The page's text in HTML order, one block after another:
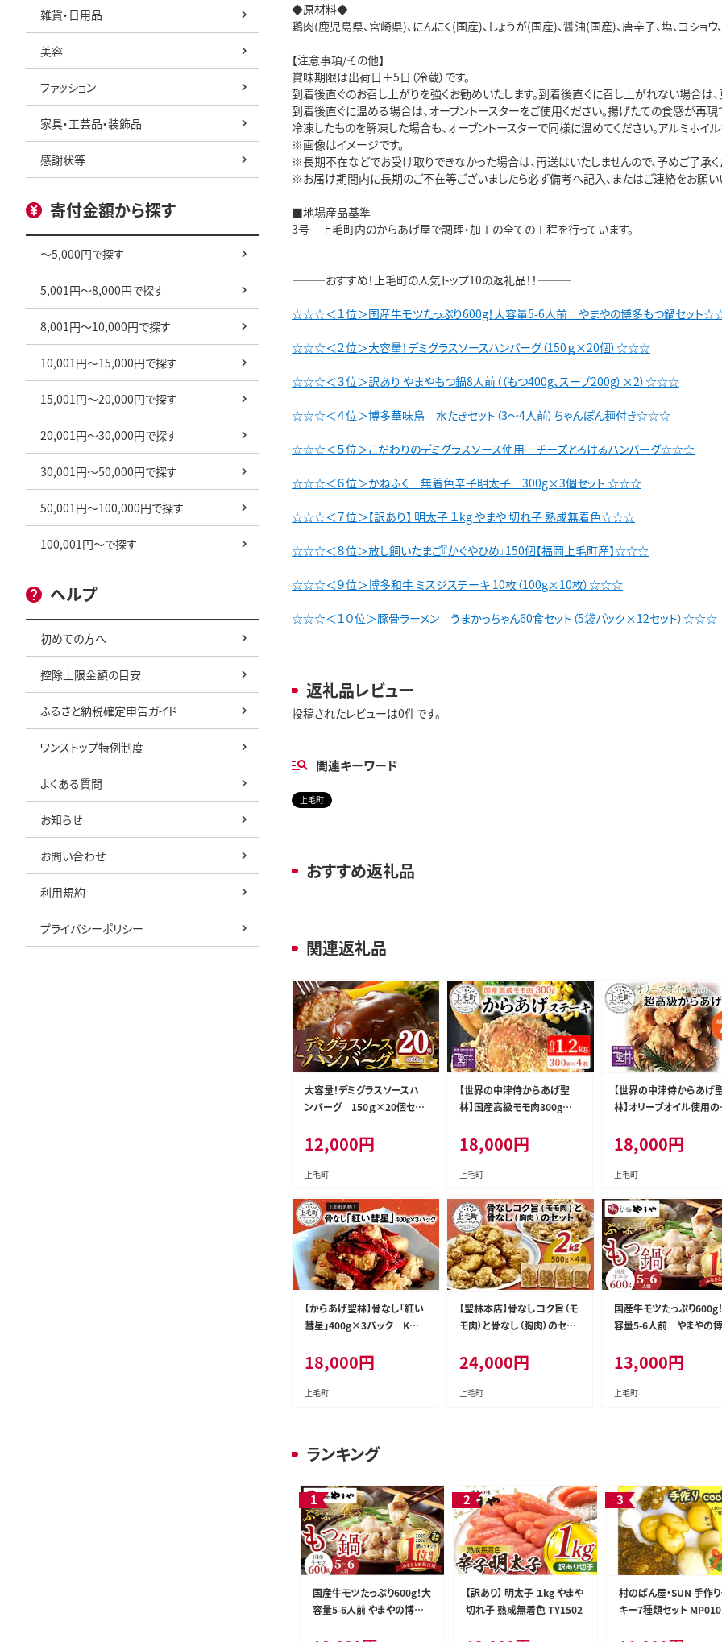
雑貨・日用品
美容
ファッション
家具・工芸品・装飾品
感謝状等
寄付金額から探す
～5,000円で探す
5,001円～8,000円で探す
8,001円～10,000円で探す
10,001円～15,000円で探す
15,001円～20,000円で探す
20,001円～30,000円で探す
30,001円～50,000円で探す
50,001円～100,000円で探す
100,001円～で探す
ヘルプ
初めての方へ
控除上限金額の目安
ふるさと納税確定申告ガイド
ワンストップ特例制度
よくある質問
お知らせ
お問い合わせ
利用規約
プライバシーポリシー
◆原材料◆
鶏肉(鹿児島県、宮崎県)、にんにく(国産)、しょうが(国産)、醤油(国産)、唐辛子、塩、コショ
【注意事項/その他】
賞味期限は出荷日＋5日（冷蔵）です。
到着後直ぐのお召し上がりを強くお勧めいたします。到着後直ぐに召し上がれない場合は
到着後直ぐに温める場合は、オーブントースターをご使用ください。揚げたての食感が再現
冷凍したものを解凍した場合も、オーブントースターで同様に温めてください。アルミホイ
※画像はイメージです。
※長期不在などでお受け取りできなかった場合は、再送はいたしませんので、予めご了承く
※お届け期間内に長期のご不在等ございましたら必ず備考へ記入、またはご連絡をお願い
■地場産品基準
3号 上毛町内のからあげ屋で調理・加工の全ての工程を行っています。
―――おすすめ！上毛町の人気トップ10の返礼品！！―――
☆☆☆＜１位＞国産牛モツたっぷり600g！大容量5-6人前 やまやの博多もつ鍋セット
☆☆☆＜２位＞大容量！デミグラスソースハンバーグ（150ｇ×20個）☆☆☆
☆☆☆＜３位＞訳あり やまやもつ鍋8人前（（もつ400g、スープ200g）×2）☆☆☆
☆☆☆＜４位＞博多華味鳥 水たきセット（3～4人前）ちゃんぽん麺付き☆☆☆
☆☆☆＜５位＞こだわりのデミグラスソース使用 チーズとろけるハンバーグ☆☆☆
☆☆☆＜６位＞かねふく 無着色辛子明太子 300g×3個セット ☆☆☆
☆☆☆＜７位＞【訳あり】 明太子 １kg やまや 切れ子 熟成無着色☆☆☆
☆☆☆＜８位＞放し飼いたまご『かぐやひめ』150個【福岡上毛町産】☆☆☆
☆☆☆＜９位＞博多和牛 ミスジステーキ 10枚（100g×10枚）☆☆☆
☆☆☆＜１０位＞豚骨ラーメン うまかっちゃん60食セット（5袋パック×12セット）☆☆☆
返礼品レビュー
投稿されたレビューは0件です。
関連キーワード
上毛町
おすすめ返礼品
関連返礼品
大容量！デミグラスソースハ
ンバーグ 150ｇ×20個セッ
12,000円
上毛町
【世界の中津侍からあげ聖
林】国産高級モモ肉300gを
4枚 KH0101
18,000円
上毛町
【世界の中津侍からあげ
林】オリーブオイル使用
01
18,000円
上毛町
【からあげ聖林】骨なし「紅い
彗星」400g×3パック KH3
18,000円
上毛町
【聖林本店】骨なしコク旨（モ
モ肉）と骨なし（胸肉）のセッ
24,000円
上毛町
国産牛モツたっぷり600g
容量5-6人前 やまやの
13,000円
上毛町
ランキング
国産牛モツたっぷり600g！大
容量5-6人前 やまやの博多
【訳あり】 明太子 １kg やまや
切れ子 熟成無着色 TY1502
村のぱん屋・SUN 手作り
キー7種類セット